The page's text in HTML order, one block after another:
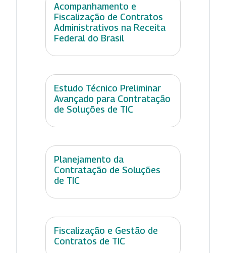
Acompanhamento e
Fiscalização de Contratos
Administrativos na Receita
Federal do Brasil
Estudo Técnico Preliminar
Avançado para Contratação
de Soluções de TIC
Planejamento da
Contratação de Soluções
de TIC
Fiscalização e Gestão de
Contratos de TIC